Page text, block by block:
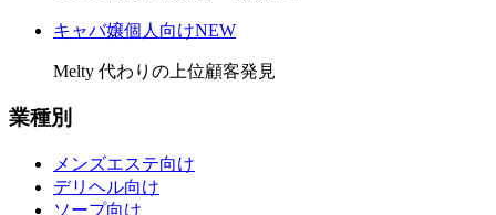
キャバ嬢個人向けNEW
Melty 代わりの上位顧客発見
業種別
メンズエステ向け
デリヘル向け
ソープ向け